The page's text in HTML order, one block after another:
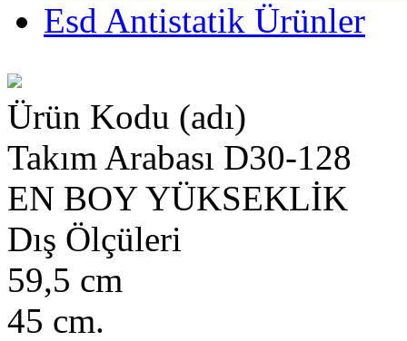
Esd Antistatik Ürünler
Ürün Kodu (adı)
Takım Arabası D30-128
EN BOY YÜKSEKLİK
Dış Ölçüleri
59,5 cm
45 cm.